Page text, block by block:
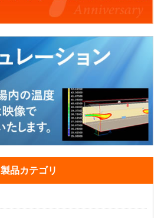
製品カテゴリ